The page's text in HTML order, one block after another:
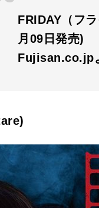
FRIDAY（フ
月09日発売)
Fujisan.co.jp